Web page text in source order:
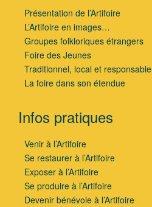
Présentation de l’Artifoire
L’Artifoire en images…
Groupes folkloriques étrangers
Foire des Jeunes
Traditionnel, local et responsable
La foire dans son étendue
Infos pratiques
Venir à l’Artifoire
Se restaurer à l’Artifoire
Exposer à l’Artifoire
Se produire à l’Artifoire
Devenir bénévole à l’Artifoire